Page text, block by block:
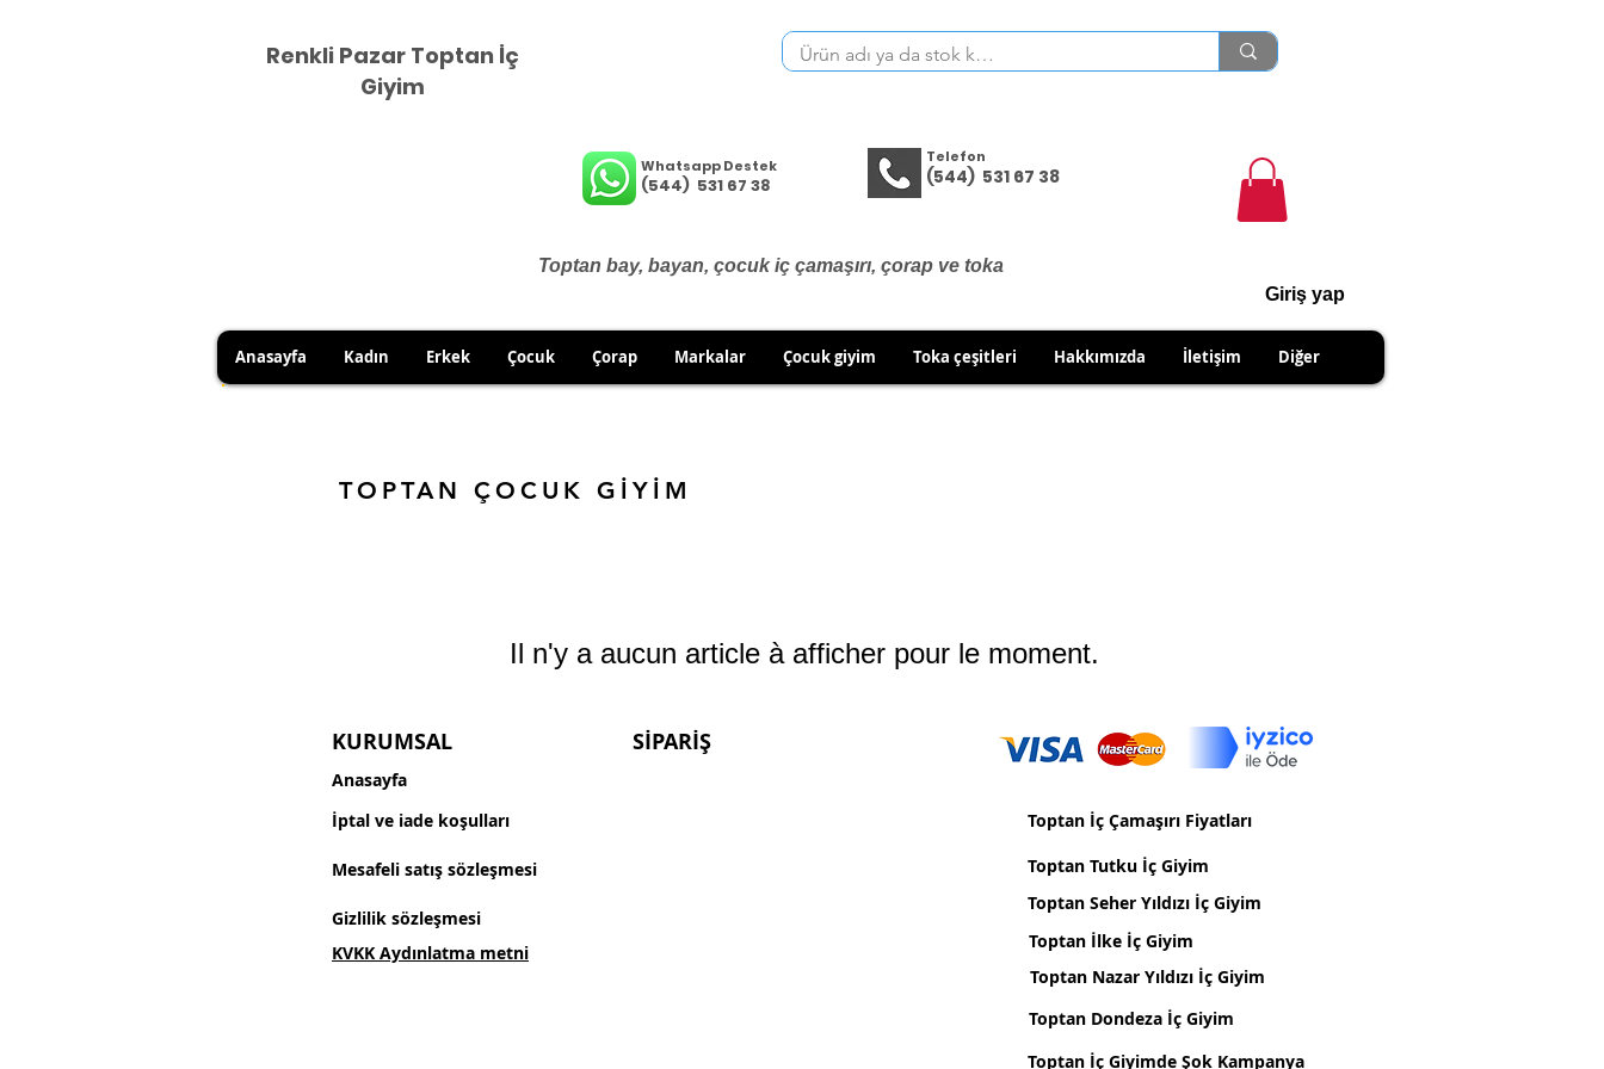
Renkli Pazar Toptan İç
Giyim
Whatsapp Destek
(544) 531 67 38
Telefon
(544) 531 67 38
Toptan bay, bayan, çocuk iç çamaşırı, çorap ve toka
Giriş yap
Anasayfa Kadın Erkek Çocuk Çorap Markalar Çocuk giyim Toka çeşitleri Hakkımızda İletişim Diğer
TOPTAN ÇOCUK GİYİM
Il n'y a aucun article à afficher pour le moment.
KURUMSAL SİPARİŞ
Anasayfa
İptal ve iade koşulları
Mesafeli satış sözleşmesi
Gizlilik sözleşmesi
KVKK Aydınlatma metni
Toptan İç Çamaşırı Fiyatları
Toptan Tutku İç Giyim
Toptan Seher Yıldızı İç Giyim
Toptan İlke İç Giyim
Toptan Nazar Yıldızı İç Giyim
Toptan Dondeza İç Giyim
Toptan İç Giyimde Şok Kampanya